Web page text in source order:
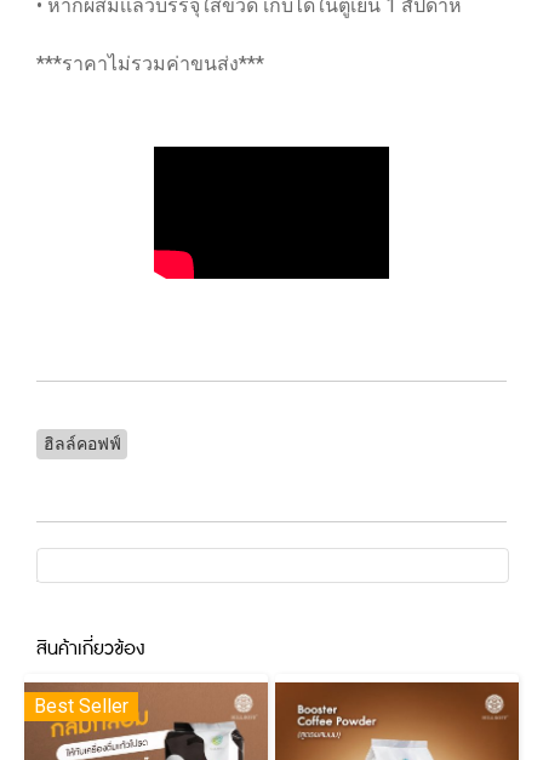
• หากผสมเเล้วบรรจุใส่ขวด เก็บได้ในตู้เย็น 1 สัปดาห์
***ราคาไม่รวมค่าขนส่ง***
ฮิลล์คอฟฟ์
สินค้าเกี่ยวข้อง
Best Seller